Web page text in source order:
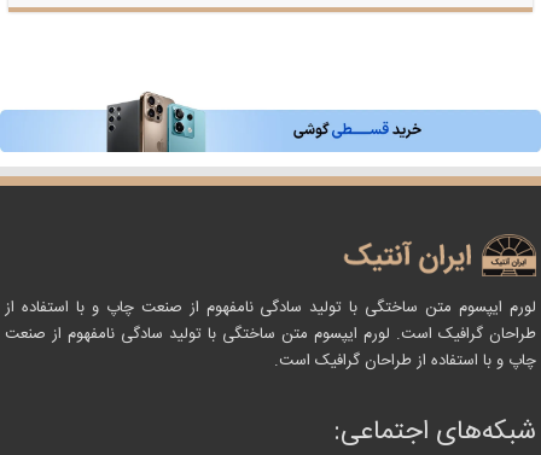
لورم ایپسوم متن ساختگی با تولید سادگی نامفهوم از صنعت چاپ و با استفاده از
طراحان گرافیک است. لورم ایپسوم متن ساختگی با تولید سادگی نامفهوم از صنعت
چاپ و با استفاده از طراحان گرافیک است.
شبکه‌های اجتماعی: